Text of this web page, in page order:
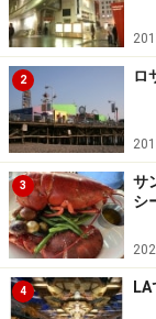
2 ロ
3
サ
シ
4